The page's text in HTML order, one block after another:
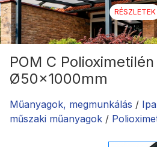
RÉSZLETEK
POM C
Ø50x1000mm
Műanyagok, megmunkálás /
műszaki műanyagok /